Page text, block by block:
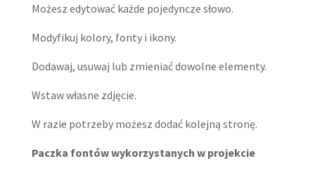
Możesz edytować każde pojedyncze słowo.
Modyfikuj kolory, fonty i ikony.
Dodawaj, usuwaj lub zmieniać dowolne elementy.
Wstaw własne zdjęcie.
W razie potrzeby możesz dodać kolejną stronę.
Paczka fontów wykorzystanych w projekcie